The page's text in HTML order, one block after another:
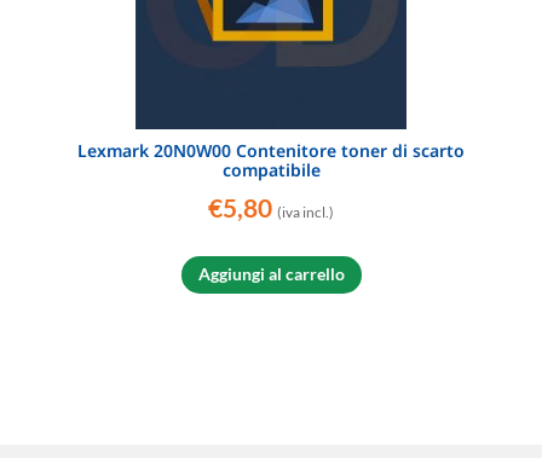
Lexmark 20N0W00 Contenitore toner di scarto
compatibile
€5,80 (iva incl.)
Aggiungi al carrello